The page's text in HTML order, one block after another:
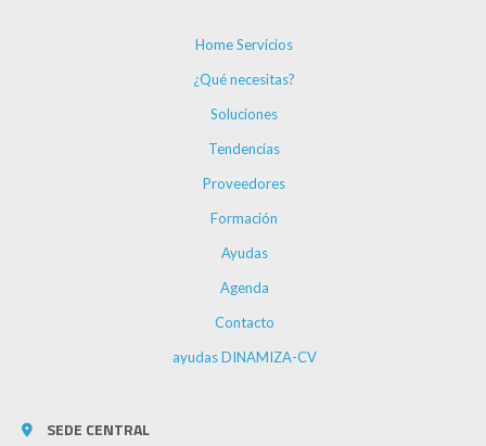
Home Servicios
¿Qué necesitas?
Soluciones
Tendencias
Proveedores
Formación
Ayudas
Agenda
Contacto
ayudas DINAMIZA-CV
SEDE CENTRAL